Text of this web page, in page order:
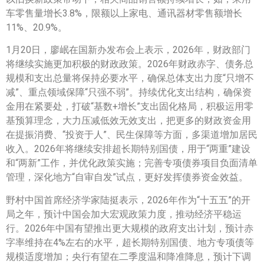
车零售量增长3.8%，限额以上家电、通讯器材零售额增长
11%、20.9%。
1月20日，廖岷在国新办发布会上表示，2026年，财政部门
将继续实施更加积极的财政政策。2026年财政赤字、债务总
规模和支出总量将保持必要水平，确保总体支出力度“只增不
减”、重点领域保障“只强不弱”。持续优化支出结构，确保资
金用在紧要处，打破“基数+增长”支出固化格局，积极运用零
基预算理念，大力压减低效无效支出，把更多的财政资金用
在提振消费、“投资于人”、民生保障等方面，多渠道增加居民
收入。2026年将继续安排超长期特别国债，用于“两重”建设
和“两新”工作，并优化政策实施；完善专项债券项目负面清单
管理，深化地方“自审自发”试点，更好发挥债券资金效益。
野村中国首席经济学家陆挺表示，2026年作为“十五五”的开
局之年，预计中国会加大宏观政策力度，推动经济平稳运
行。2026年中国有望推出更大规模的政府支出计划，预计赤
字率维持在4%左右的水平，超长期特别国债、地方专项债等
规模适度增加；央行有望在二季度温和降准降息，预计下调